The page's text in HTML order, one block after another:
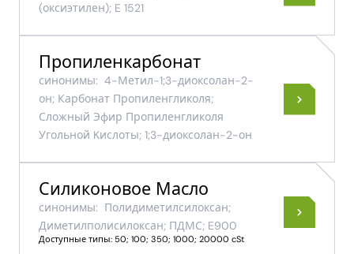
(оксиэтилен)​; E 1521
Пропиленкарбонат
синонимы: 4-Метил-1;3-диоксолан-2-
он; Карбонат Пропиленгликоля;
Сложный Эфир Пропиленгликоля
Угольной Kислоты; 1;3-диоксолан-2-он
Силиконовое Масло
синонимы: Полидиметилсилоксан;
Диметилполисилоксан; ПДМС; E900
Доступные типы: 50; 100; 350; 1000; 20000 cSt